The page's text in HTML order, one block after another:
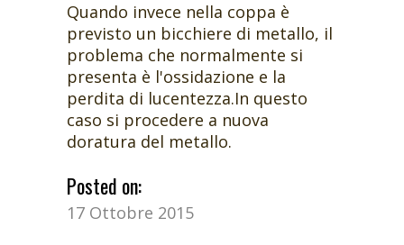
Quando invece nella coppa è
previsto un bicchiere di metallo, il
problema che normalmente si
presenta è l'ossidazione e la
perdita di lucentezza.In questo
caso si procedere a nuova
doratura del metallo.
Posted on:
17 Ottobre 2015